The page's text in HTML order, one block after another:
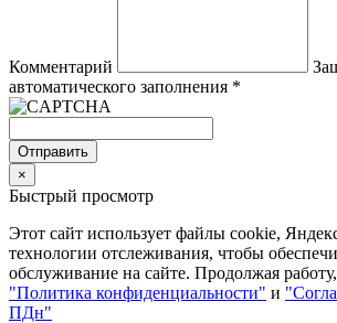
Комментарий
автоматического заполнения *
Отправить
×
Быстрый просмотр
Этот сайт использует файлы cookie,
технологии отслеживания, чтобы
обслуживание на сайте. Продолжая
"Политика конфиденциальности" и
ПДн"